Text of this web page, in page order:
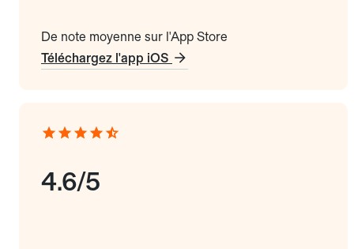
De note moyenne sur l'App Store
Téléchargez l'app iOS
4.6/5